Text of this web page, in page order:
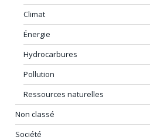
Climat
Énergie
Hydrocarbures
Pollution
Ressources naturelles
Non classé
Société